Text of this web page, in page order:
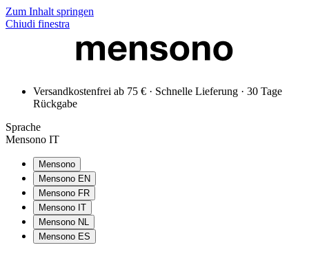
Zum Inhalt springen
Chiudi finestra
Versandkostenfrei ab 75 € · Schnelle Lieferung · 30 Tage
Rückgabe
Sprache
Mensono IT
Mensono
Mensono EN
Mensono FR
Mensono IT
Mensono NL
Mensono ES